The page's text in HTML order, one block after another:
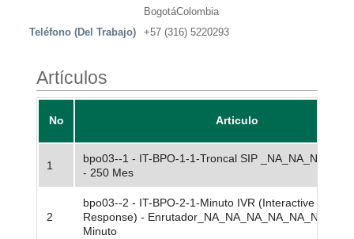
BogotáColombia
Teléfono (Del Trabajo)
+57 (316) 5220293
Artículos
No Articulo
1
bpo03--1 - IT-BPO-1-1-Troncal SIP
- 250 Mes
2
bpo03--2 - IT-BPO-2-1-Minuto IVR (Interactive Voice
Response) - Enrutador_NA_NA_NA_NA_NA_NA -
Minuto